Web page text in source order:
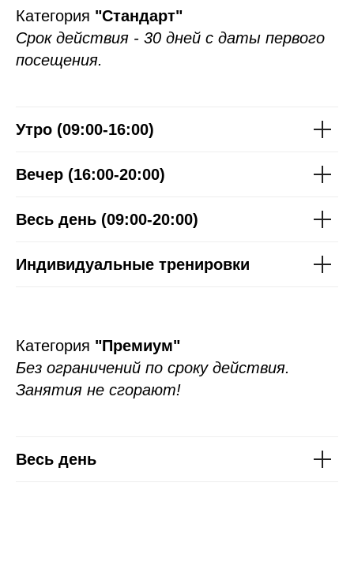
Категория "Стандарт"
Срок действия - 30 дней с даты первого
посещения.
Утро (09:00-16:00)
Вечер (16:00-20:00)
Весь день (09:00-20:00)
Индивидуальные тренировки
Категория "Премиум"
Без ограничений по сроку действия.
Занятия не сгорают!
Весь день